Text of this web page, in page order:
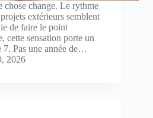
chose change. Le rythme
extérieurs semblent
de faire le point
cette sensation porte un
7. Pas une année de…
2026